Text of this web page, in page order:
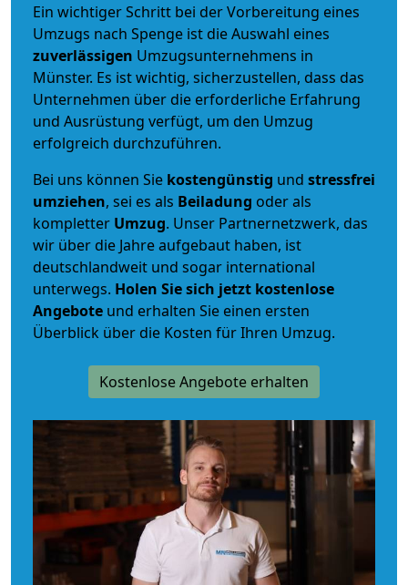
Ein wichtiger Schritt bei der Vorbereitung eines
Umzugs nach Spenge ist die Auswahl eines
zuverlässigen Umzugsunternehmens in
Münster. Es ist wichtig, sicherzustellen, dass das
Unternehmen über die erforderliche Erfahrung
und Ausrüstung verfügt, um den Umzug
erfolgreich durchzuführen.
Bei uns können Sie kostengünstig und stressfrei
umziehen, sei es als Beiladung oder als
kompletter Umzug. Unser Partnernetzwerk, das
wir über die Jahre aufgebaut haben, ist
deutschlandweit und sogar international
unterwegs. Holen Sie sich jetzt kostenlose
Angebote und erhalten Sie einen ersten
Überblick über die Kosten für Ihren Umzug.
Kostenlose Angebote erhalten